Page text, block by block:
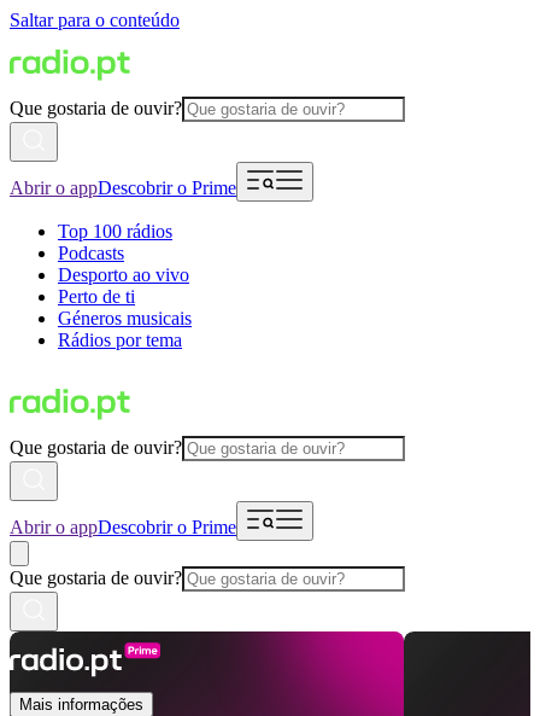
Saltar para o conteúdo
Que gostaria de ouvir?
Abrir o appDescobrir o Prime
Top 100 rádios
Podcasts
Desporto ao vivo
Perto de ti
Géneros musicais
Rádios por tema
Que gostaria de ouvir?
Abrir o appDescobrir o Prime
Que gostaria de ouvir?
Mais informações